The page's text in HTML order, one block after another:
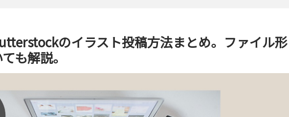
のイラスト投稿方法まとめ。ファイル形
も解説。